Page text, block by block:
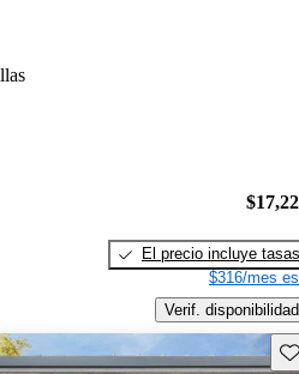
El precio incluye tasas
$316/mes
Verif. disponibilidad